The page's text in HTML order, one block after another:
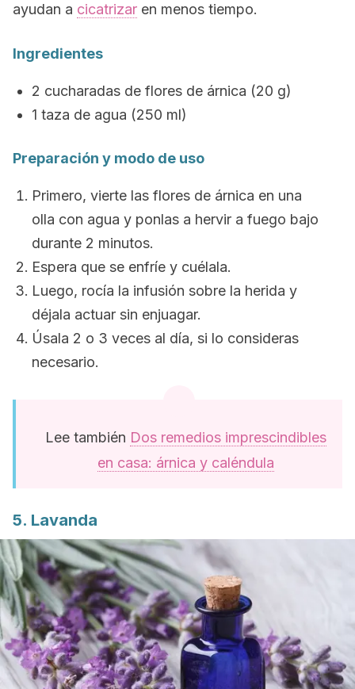
ayudan a cicatrizar en menos tiempo.
Ingredientes
2 cucharadas de flores de árnica (20 g)
1 taza de agua (250 ml)
Preparación y modo de uso
Primero, vierte las flores de árnica en una
olla con agua y ponlas a hervir a fuego bajo
durante 2 minutos.
Espera que se enfríe y cuélala.
Luego, rocía la infusión sobre la herida y
déjala actuar sin enjuagar.
Úsala 2 o 3 veces al día, si lo consideras
necesario.
Lee también Dos remedios imprescindibles
en casa: árnica y caléndula
5. Lavanda